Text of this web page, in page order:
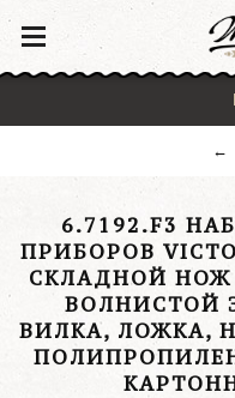
6.7192.F3
ПРИБОРОВ
СКЛАДНОЙ НОЖ
ВОЛНИСТОЙ
ВИЛКА, ЛОЖКА,